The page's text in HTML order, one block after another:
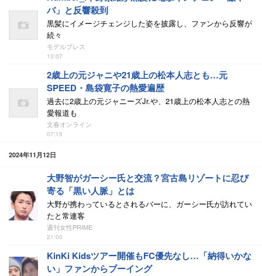
バ」と反響殺到
黒髪にイメージチェンジした姿を披露し、ファンから反響が
続々
モデルプレス
13:07
2歳上の元ジャニや21歳上の松本人志とも…元
SPEED・島袋寛子の熱愛遍歴
過去に2歳上の元ジャニーズJr.や、21歳上の松本人志との熱
愛報道も
文春オンライン
07:15
2024年11月12日
大野智がガーシー氏と交流？宮古島リゾートに忍び
寄る「黒い人脈」とは
大野が携わっているとされるバーに、ガーシー氏が訪れてい
たと常連客
週刊女性PRIME
21:00
KinKi Kidsツアー開催もFC優先なし…「納得いかな
い」ファンからブーイング